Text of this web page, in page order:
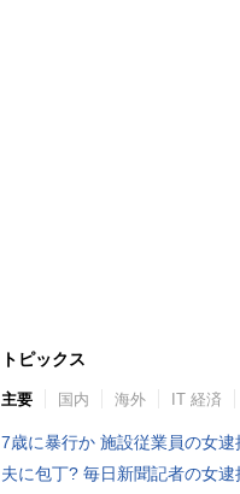
トピックス
主要 国内 海外 IT 経済
7歳に暴行か 施設従業員の女逮
夫に包丁? 毎日新聞記者の女逮